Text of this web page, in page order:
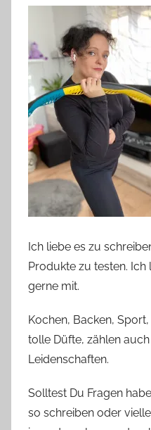
Ich liebe es zu
Produkte zu testen.
gerne mit.
Kochen, Backen,
tolle Düfte, zählen
Leidenschaften.
Solltest Du Fragen
so schreiben oder